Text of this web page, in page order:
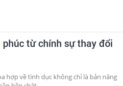
từ chính sự thay đổi
hợp về tình dục không chỉ là bản năng